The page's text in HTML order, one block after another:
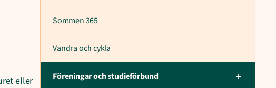
eller
Sommen 365
Vandra och cykla
Föreningar och studieförbund